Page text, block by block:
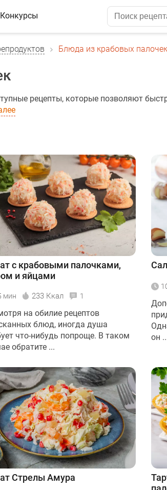
Конкурсы
Блюда из крабовых палочек
рецепты, которые позволяют
с крабовыми палочками,
и яйцами
мин 233 Ккал 1
на обилие рецептов
блюд, иногда душа
что-нибудь попроще. В таком
обратите ...
он
Стрелы Амура